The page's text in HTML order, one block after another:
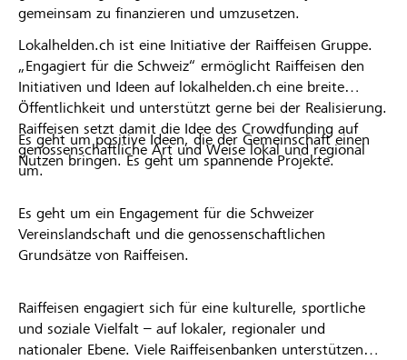
gemeinsam zu finanzieren und umzusetzen.
Lokalhelden.ch ist eine Initiative der Raiffeisen Gruppe.
„Engagiert für die Schweiz“ ermöglicht Raiffeisen den
Initiativen und Ideen auf lokalhelden.ch eine breite
Öffentlichkeit und unterstützt gerne bei der Realisierung.
Raiffeisen setzt damit die Idee des Crowdfunding auf
genossenschaftliche Art und Weise lokal und regional
um.
Es geht um positive Ideen, die der Gemeinschaft einen
Nutzen bringen. Es geht um spannende Projekte.
Es geht um ein Engagement für die Schweizer
Vereinslandschaft und die genossenschaftlichen
Grundsätze von Raiffeisen.
Raiffeisen engagiert sich für eine kulturelle, sportliche
und soziale Vielfalt – auf lokaler, regionaler und
nationaler Ebene. Viele Raiffeisenbanken unterstützen